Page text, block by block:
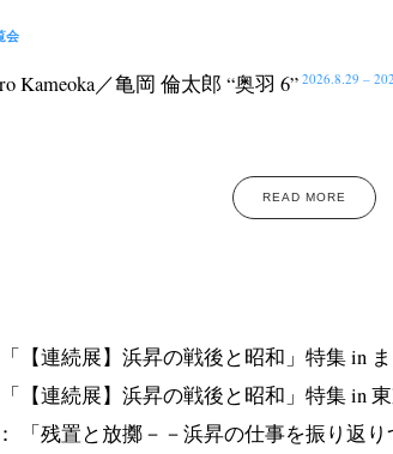
会
Kameoka／亀岡 倫太郎 “奥羽 6” 2026.8.29 –
READ MORE
【連続展】浜昇の戦後と昭和」特集 in
【連続展】浜昇の戦後と昭和」特集 in
「残置と放擲－－浜昇の仕事を振り返り